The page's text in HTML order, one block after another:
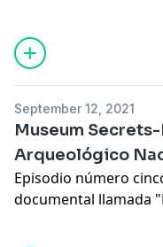
September 12, 2021
Museum
Arqueológico
Episodio número
documental llamada